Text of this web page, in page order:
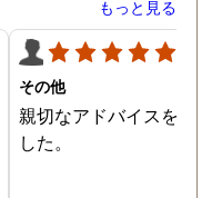
もっと見る
その他
親切なアドバイスを頂き
した。